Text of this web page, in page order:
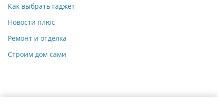
Как выбрать гаджет
Новости плюс
Ремонт и отделка
Строим дом сами